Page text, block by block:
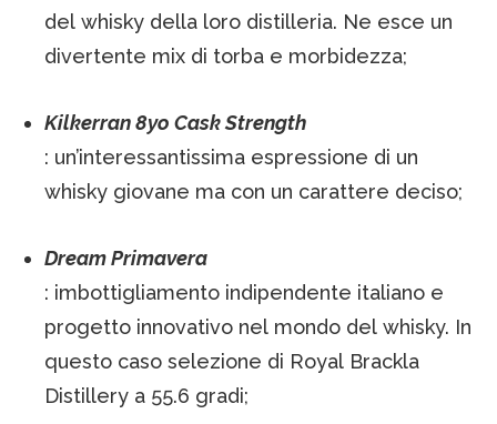
del whisky della loro distilleria. Ne esce un
divertente mix di torba e morbidezza;
Kilkerran 8yo Cask Strength
: un’interessantissima espressione di un
whisky giovane ma con un carattere deciso;
Dream Primavera
: imbottigliamento indipendente italiano e
progetto innovativo nel mondo del whisky. In
questo caso selezione di Royal Brackla
Distillery a 55.6 gradi;